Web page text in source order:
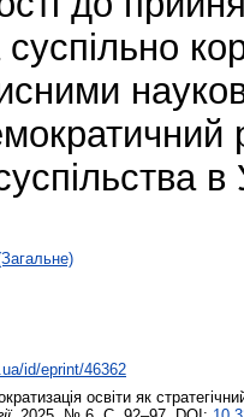
в
id/eprint/46362
освіти як